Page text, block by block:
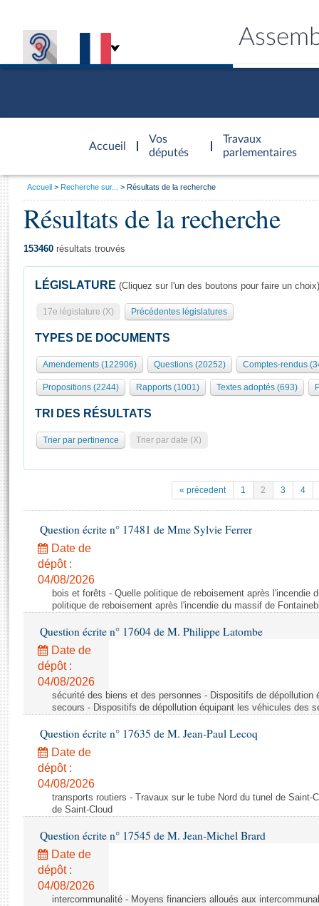
Accueil
d'accueil
Vos
députés
Travaux
parlementaires
Présidence
577 députés
Groupes politiques
Séance publique
Commissions et autres organes
Europe et International
Pétitions
Projets de loi
Propositions de loi
Amendements
Textes adoptés
Rapports législatifs
Rapports sur l'application des lois
Baromètre de l’application des lois
Dossiers législatifs
Budget et sécurité sociale
Questions écrites et orales
Comptes rendus des débats
Général
Rôle et pouvoirs de l'Assemblée
Organisation de l'Assemblée
Présidence Conférence des Présidents Bureau Collège des
Statistiques et chiffres clés
( Constitution | Règlement de l'Assemblée ... )
Histoire
Juniors
Anciennes législatures
Visiter l'Assemblée
Visite virtuelle du palais Bourbon
Assister à une séance
Contacts et plan d'accès
Photos libres de droit
Vous
Accueil Recherche sur... Résultats de la recherche
Résultats de la recherche
153460 résultats trouvés
LÉGISLATURE (Cliquez sur l'un des boutons pour faire un choix)
17e législature (X) Précédentes législatures
TYPES DE DOCUMENTS
Amendements (122906) Questions (20252) Comptes-rendus
Propositions (2244) Rapports (1001) Textes adoptés (693)
TRI DES RÉSULTATS
Trier par pertinence Trier par date (X)
« précedent 1 2 3 4
Question écrite n° 17481 de Mme Sylvie Ferrer
Date de
dépôt :
04/08/2026
bois et forêts - Quelle politique de reboisement après l'incendie
politique de reboisement après l'incendie du massif de
Question écrite n° 17604 de M. Philippe Latombe
Date de
dépôt :
04/08/2026
sécurité des biens et des personnes - Dispositifs de
secours - Dispositifs de dépollution équipant les véhicules des
Question écrite n° 17635 de M. Jean-Paul Lecoq
Date de
dépôt :
04/08/2026
transports routiers - Travaux sur le tube Nord du tunel de Saint-
de Saint-Cloud
Question écrite n° 17545 de M. Jean-Michel Brard
Date de
dépôt :
04/08/2026
intercommunalité - Moyens financiers alloués aux